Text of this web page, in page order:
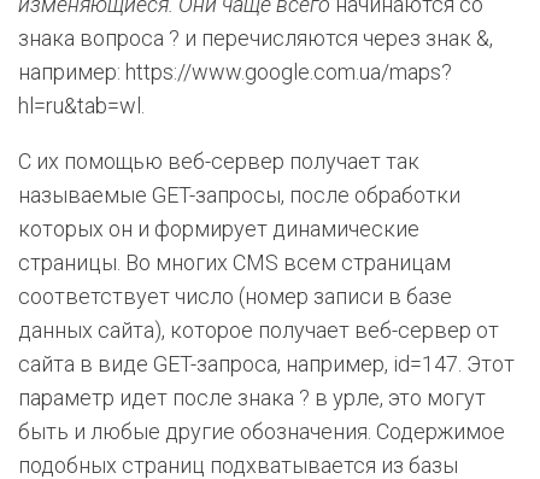
знака вопроса ? и перечисляются через знак &,
например: https://www.google.com.ua/maps?
hl=ru&tab=wl.
С их помощью веб-сервер получает так
называемые GET-запросы, после обработки
которых он и формирует динамические
страницы. Во многих CMS всем страницам
соответствует число (номер записи в базе
данных сайта), которое получает веб-сервер от
сайта в виде GET-запроса, например, id=147. Этот
параметр идет после знака ? в урле, это могут
быть и любые другие обозначения. Содержимое
подобных страниц подхватывается из базы